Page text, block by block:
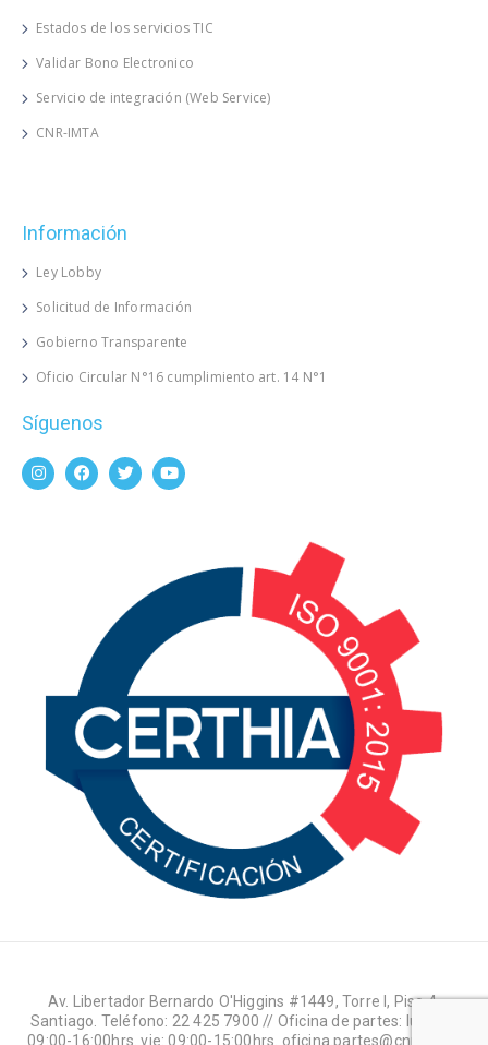
Estados de los servicios TIC
Validar Bono Electronico
Servicio de integración (Web Service)
CNR-IMTA
Información
Ley Lobby
Solicitud de Información
Gobierno Transparente
Oficio Circular N°16 cumplimiento art. 14 N°1
Síguenos
Av. Libertador Bernardo O'Higgins #1449, Torre I, Piso 4,
Santiago. Teléfono: 22 425 7900 // Oficina de partes: lun-jue:
09:00-16:00hrs. vie: 09:00-15:00hrs. oficina.partes@cnr.gob.cl